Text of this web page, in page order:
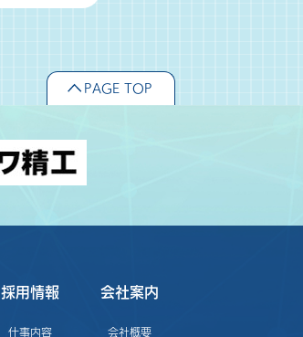
PAGE TOP
採用情報
仕事内容
会社案内
会社概要